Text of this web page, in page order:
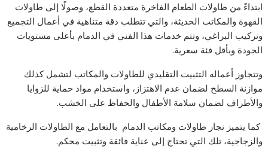
ابتداءً من طاولات الطعام الفاخرة متعددة القطع، وصولًا إلى طاولات
القهوة والمكاتب الحديثة، والتي تتطلب دقة متناهية في أعمال التجميع
وتركيب البراغي، وتتم خدمات هذا الفني في الدمام بأعلى مستويات
الجودة وبأقل فئة سعرية.
وتتجاوز أعماله التثبيت التقليدي للطاولات والمكاتب لتشمل كذلك
موازنة السطح لضمان عدم الاهتزاز، واستخدام مواد حماية للزوايا
والأطراف لضمان سلامة الأطفال والحفاظ على الخشب.
كما يتميز نجار طاولات ومكاتب الدمام بالتعامل مع الطاولات الرخامية
والزجاجية، تلك التي تحتاج إلى عناية فائقة وتثبيت محكم.